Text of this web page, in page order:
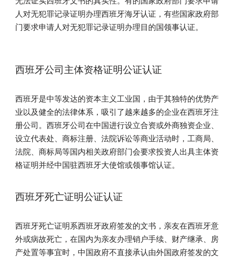
人对无犯罪记录证明办理西班牙海牙认证，有些国家政府部
门要求申请人对无犯罪记录证明办理目的国领事认证。
西班牙公司主体资格证明公证认证
西班牙是中等发达的资本主义工业国，由于其独特的优势产
业以及健全的法律体系，吸引了越来越多的企业在西班牙注
册公司。西班牙公司在中国进行设立合资或外商独资企业、
设立代表处、商标注册、法院诉讼等商业活动时，工商局、
法院、商标局等国内相关政府部门会要求投资人出具主体资
格证明并经中国驻西班牙大使馆或领事馆认证。
西班牙死亡证明公证认证
西班牙死亡证明系西班牙政府签发的文书，亲友在西班牙意
外或病故死亡，在国内为亲友办理销户手续、财产继承、房
产处置等事宜时，中国政府不直接承认由外国政府签发的文